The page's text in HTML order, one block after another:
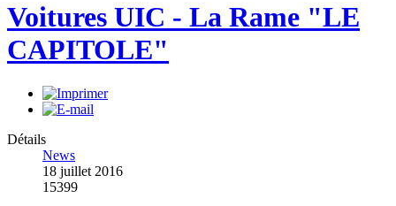
Voitures UIC - La Rame "LE
CAPITOLE"
Détails
News
18 juillet 2016
15399